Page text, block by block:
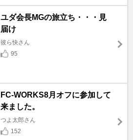
ユダ会長MGの旅立ち・・・見
届け
彼ら快さん
95
FC-WORKS8月オフに参加して
来ました。
つよ太郎さん
152